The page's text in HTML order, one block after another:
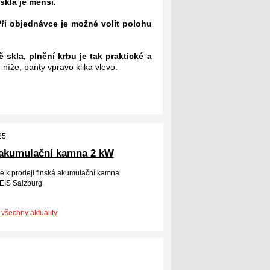
objednávce je možné volit polohu
skla, plnění krbu je tak praktické a
panty vpravo klika vlevo.
kamna 2 kW
k prodeji finská akumulační kamna
Salzburg.
aktuality